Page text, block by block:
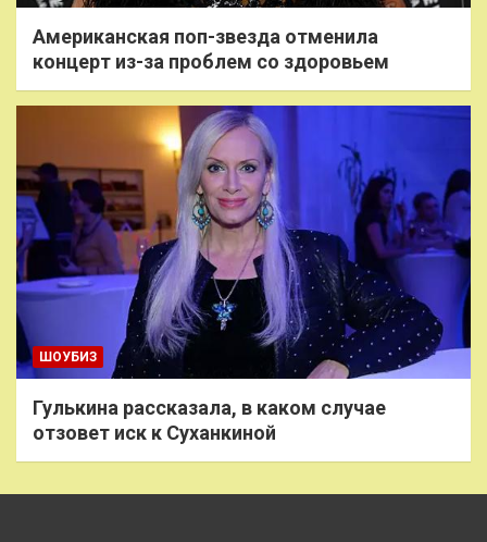
Американская поп-звезда отменила
концерт из-за проблем со здоровьем
ШОУБИЗ
Гулькина рассказала, в каком случае
отзовет иск к Суханкиной